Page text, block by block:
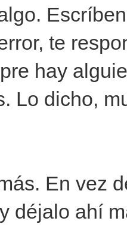
te
hay
Lo dicho,
En vez
déjalo ahí